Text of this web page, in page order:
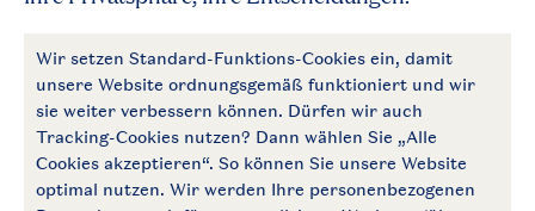
Follow Us
facebookinstagram